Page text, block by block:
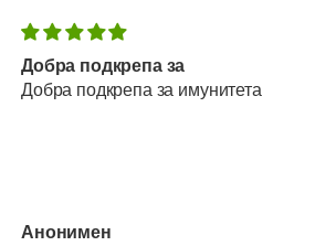
Добра подкрепа за
Добра подкрепа за имунитета
Анонимен